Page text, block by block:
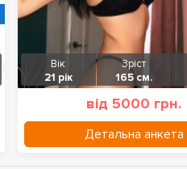
Вік
21 рік
Зріст
165 см.
від 5000 грн.
Детальна анкета